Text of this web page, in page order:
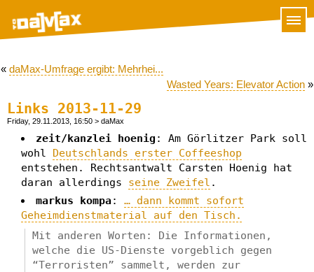
« daMax-Umfrage ergibt: Mehrhei...
Wasted Years: Elevator Action »
Links 2013-11-29
Friday, 29.11.2013, 16:50 > daMax
zeit/kanzlei hoenig : Am Görlitzer Park soll
wohl Deutschlands erster Coffeeshop
entstehen. Rechtsantwalt Carsten Hoenig hat
daran allerdings seine Zweifel .
markus kompa: … dann kommt sofort
Geheimdienstmaterial auf den Tisch.
Mit anderen Worten: Die Informationen,
welche die US-Dienste vorgeblich gegen
“Terroristen” sammelt, werden zur